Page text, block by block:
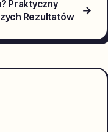
Praktyczny
Rezultatów
→